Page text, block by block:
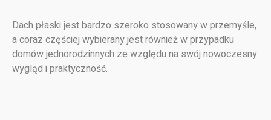
Dach płaski jest bardzo szeroko stosowany w przemyśle,
a coraz częściej wybierany jest również w przypadku
domów jednorodzinnych ze względu na swój nowoczesny
wygląd i praktyczność.